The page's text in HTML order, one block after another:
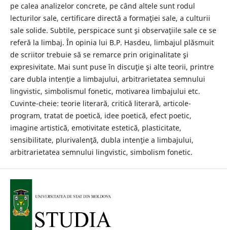
pe calea analizelor concrete, pe când altele sunt rodul
lecturilor sale, certificare directă a formaţiei sale, a culturii
sale solide. Subtile, perspicace sunt şi observaţiile sale ce se
referă la limbaj. În opinia lui B.P. Hasdeu, limbajul plăsmuit
de scriitor trebuie să se remarce prin originalitate şi
expresivitate. Mai sunt puse în discuţie şi alte teorii, printre
care dubla intenţie a limbajului, arbitrarietatea semnului
lingvistic, simbolismul fonetic, motivarea limbajului etc.
Cuvinte-cheie: teorie literară, critică literară, articole-
program, tratat de poetică, idee poetică, efect poetic,
imagine artistică, emotivitate estetică, plasticitate,
sensibilitate, plurivalenţă, dubla intenţie a limbajului,
arbitrarietatea semnului lingvistic, simbolism fonetic.